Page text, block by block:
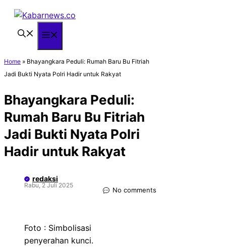
Langsung
Home » Bhayangkara Peduli: Rumah Baru Bu Fitriah
Jadi Bukti Nyata Polri Hadir untuk Rakyat
Bhayangkara Peduli:
Rumah Baru Bu Fitriah
Jadi Bukti Nyata Polri
Hadir untuk Rakyat
redaksi
Rabu, 2 Juli 2025
No comments
Foto : Simbolisasi
penyerahan kunci.